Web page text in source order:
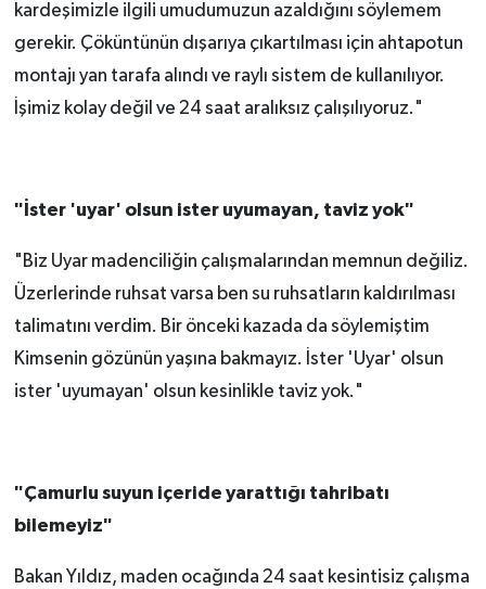
kardeşimizle ilgili umudumuzun azaldığını söylemem
gerekir. Çöküntünün dışarıya çıkartılması için ahtapotun
montajı yan tarafa alındı ve raylı sistem de kullanılıyor.
İşimiz kolay değil ve 24 saat aralıksız çalışılıyoruz."
"İster 'uyar' olsun ister uyumayan, taviz yok"
"Biz Uyar madenciliğin çalışmalarından memnun değiliz.
Üzerlerinde ruhsat varsa ben su ruhsatların kaldırılması
talimatını verdim. Bir önceki kazada da söylemiştim
Kimsenin gözünün yaşına bakmayız. İster 'Uyar' olsun
ister 'uyumayan' olsun kesinlikle taviz yok."
"Çamurlu suyun içeride yarattığı tahribatı
bilemeyiz"
Bakan Yıldız, maden ocağında 24 saat kesintisiz çalışma